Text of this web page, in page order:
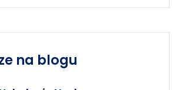
na blogu